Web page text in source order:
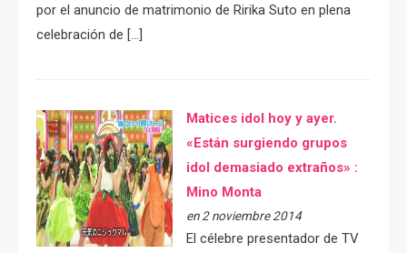
por el anuncio de matrimonio de Ririka Suto en plena
celebración de […]
Matices idol hoy y ayer.
«Están surgiendo grupos
idol demasiado extraños» :
Mino Monta
en 2 noviembre 2014
El célebre presentador de TV